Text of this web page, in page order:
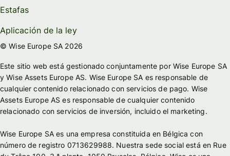
Estafas
Aplicación de la ley
© Wise Europe SA 2026
Este sitio web está gestionado conjuntamente por Wise Europe SA
y Wise Assets Europe AS. Wise Europe SA es responsable de
cualquier contenido relacionado con servicios de pago. Wise
Assets Europe AS es responsable de cualquier contenido
relacionado con servicios de inversión, incluido el marketing.
Wise Europe SA es una empresa constituida en Bélgica con
número de registro 0713629988. Nuestra sede social está en Rue